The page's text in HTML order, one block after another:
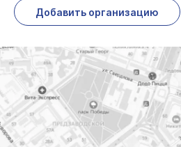
Добавить организацию